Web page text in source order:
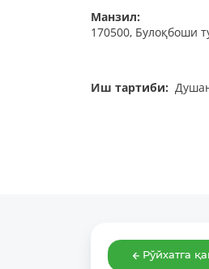
Манзил:
170500, Булоқбоши
Иш тартиби:
Рўйхатга